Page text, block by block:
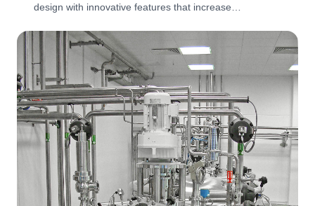
design with innovative features that increase…